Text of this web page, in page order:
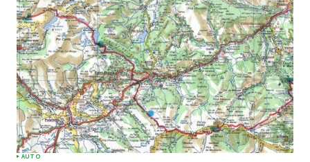
Submit Comment
AUTO